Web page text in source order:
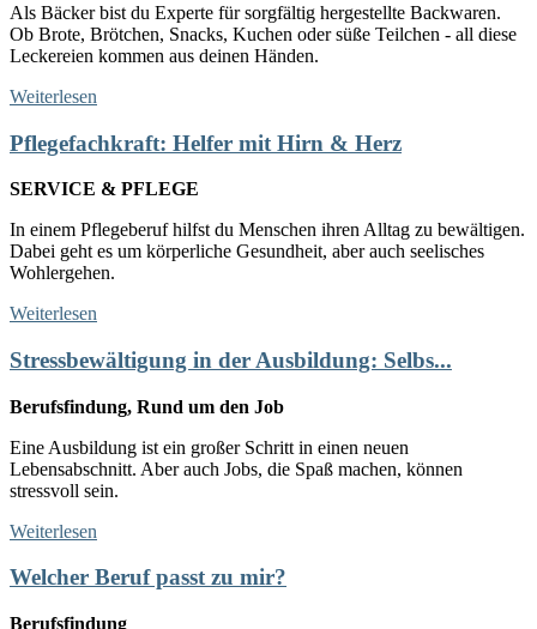
Als Bäcker bist du Experte für sorgfältig hergestellte Backwaren.
Ob Brote, Brötchen, Snacks, Kuchen oder süße Teilchen - all diese
Leckereien kommen aus deinen Händen.
Weiterlesen
Pflegefachkraft: Helfer mit Hirn & Herz
SERVICE & PFLEGE
In einem Pflegeberuf hilfst du Menschen ihren Alltag zu bewältigen.
Dabei geht es um körperliche Gesundheit, aber auch seelisches
Wohlergehen.
Weiterlesen
Stressbewältigung in der Ausbildung: Selbs...
Berufsfindung, Rund um den Job
Eine Ausbildung ist ein großer Schritt in einen neuen
Lebensabschnitt. Aber auch Jobs, die Spaß machen, können
stressvoll sein.
Weiterlesen
Welcher Beruf passt zu mir?
Berufsfindung